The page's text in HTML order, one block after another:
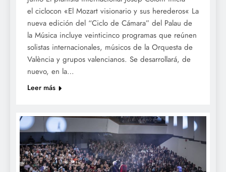
el ciclocon «El Mozart visionario y sus herederos« La
nueva edición del “Ciclo de Cámara” del Palau de
la Música incluye veinticinco programas que reúnen
solistas internacionales, músicos de la Orquesta de
València y grupos valencianos. Se desarrollará, de
nuevo, en la…
Leer más